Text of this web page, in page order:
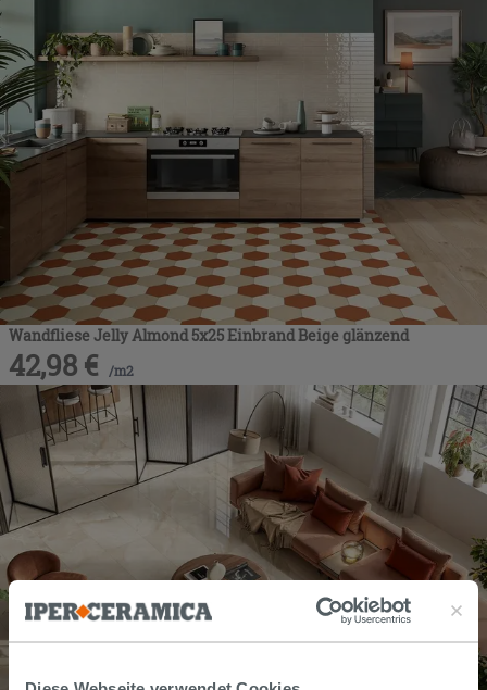
Wandfliese Jelly Almond 5x25 Einbrand Beige glänzend
42,98 € /m2